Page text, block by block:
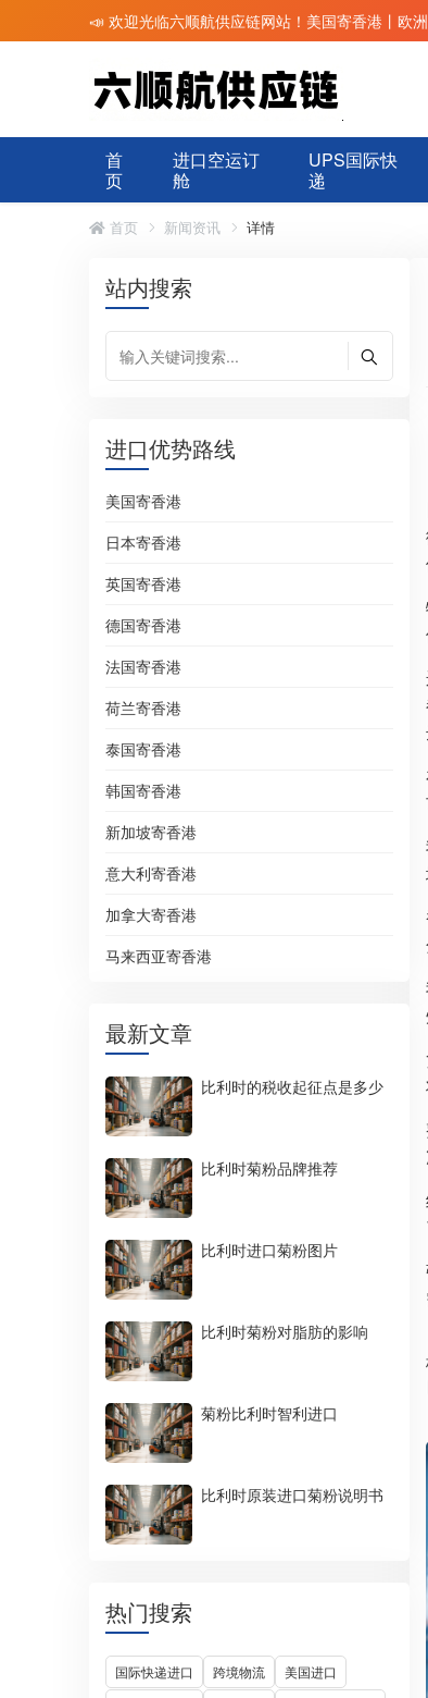
📣 欢迎光临六顺航供应链网站！美国寄香港丨欧
首
页
进口空运订
舱
UPS国际快
递
首页 新闻资讯 详情
站内搜索
进口优势路线
美国寄香港
日本寄香港
英国寄香港
德国寄香港
法国寄香港
荷兰寄香港
泰国寄香港
韩国寄香港
新加坡寄香港
意大利寄香港
加拿大寄香港
马来西亚寄香港
最新文章
比利时的税收起征点是多少
比利时菊粉品牌推荐
比利时进口菊粉图片
比利时菊粉对脂肪的影响
菊粉比利时智利进口
比利时原装进口菊粉说明书
热门搜索
国际快递进口 跨境物流
美国进口